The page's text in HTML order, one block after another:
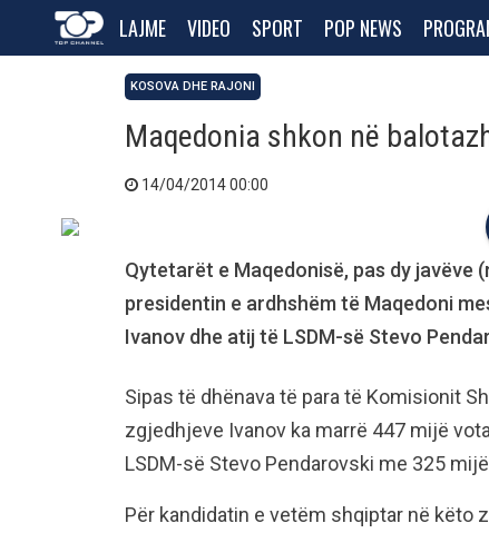
LAJME VIDEO SPORT POP NEWS
KOSOVA DHE RAJONI
Maqedonia shkon në
14/04/2014 00:00
Qytetarët e Maqedonisë, pas dy javëve
presidentin e ardhshëm të Maqedoni
Ivanov dhe atij të LSDM-së Stevo
Sipas të dhënava të para të Komisionit
zgjedhjeve Ivanov ka marrë 447 mijë
LSDM-së Stevo Pendarovski me 325
Për kandidatin e vetëm shqiptar në këto